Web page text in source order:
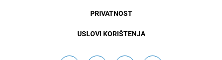
PRIVATNOST
USLOVI KORIŠTENJA